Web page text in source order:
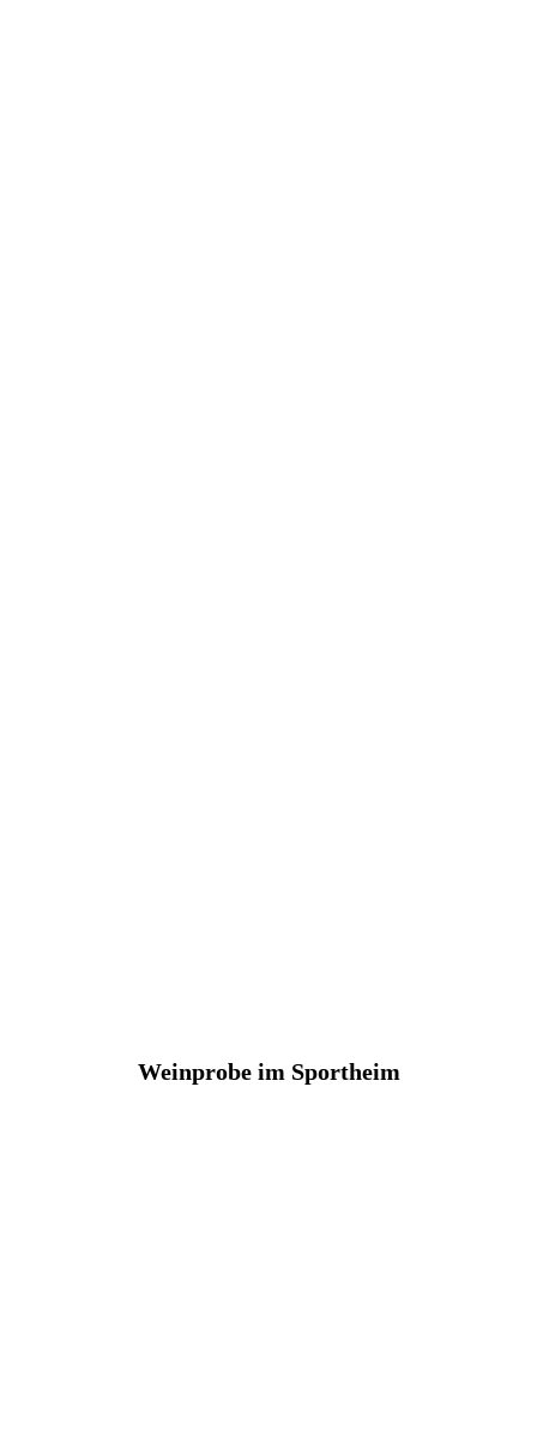
Weinprobe im Sportheim